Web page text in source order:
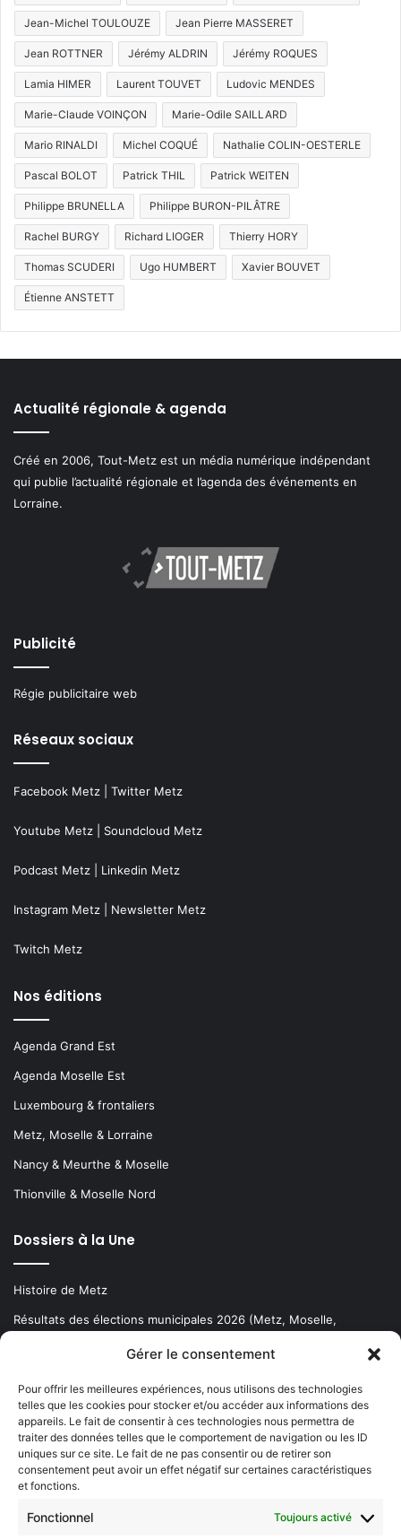
Gérer le consentement
Pour offrir les meilleures expériences, nous utilisons des technologies
telles que les cookies pour stocker et/ou accéder aux informations des
appareils. Le fait de consentir à ces technologies nous permettra de
traiter des données telles que le comportement de navigation ou les ID
uniques sur ce site. Le fait de ne pas consentir ou de retirer son
consentement peut avoir un effet négatif sur certaines caractéristiques
et fonctions.
Fonctionnel Toujours activé
Jean-Michel TOULOUZE Jean Pierre MASSERET
Jean ROTTNER Jérémy ALDRIN Jérémy ROQUES
Lamia HIMER Laurent TOUVET Ludovic MENDES
Marie-Claude VOINÇON Marie-Odile SAILLARD
Mario RINALDI Michel COQUÉ Nathalie COLIN-OESTERLE
Pascal BOLOT Patrick THIL Patrick WEITEN
Philippe BRUNELLA Philippe BURON-PILÂTRE
Rachel BURGY Richard LIOGER Thierry HORY
Thomas SCUDERI Ugo HUMBERT Xavier BOUVET
Étienne ANSTETT
Actualité régionale & agenda
Créé en 2006, Tout-Metz est un média numérique indépendant
qui publie l’actualité régionale et l’agenda des événements en
Lorraine.
Publicité
Régie publicitaire web
Réseaux sociaux
Facebook Metz Twitter Metz
Youtube Metz Soundcloud Metz
Podcast Metz Linkedin Metz
Instagram Metz Newsletter Metz
Twitch Metz
Nos éditions
Agenda Grand Est
Agenda Moselle Est
Luxembourg & frontaliers
Metz, Moselle & Lorraine
Nancy & Meurthe & Moselle
Thionville & Moselle Nord
Dossiers à la Une
Histoire de Metz
Résultats des élections municipales 2026 (Metz, Moselle,
Newsletter gratuite
Choisissez : matin, soir ou hebdo ?